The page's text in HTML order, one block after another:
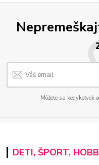
Môžete sa
DETI, ŠPORT,